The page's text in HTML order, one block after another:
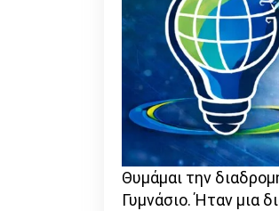
Θυμάμαι την
Γυμνάσιο. Ήταν μια